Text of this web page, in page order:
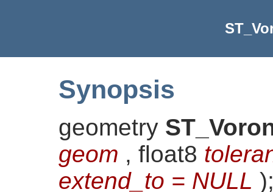
Synopsis
geometry
geom , float8
extend_to = NULL )